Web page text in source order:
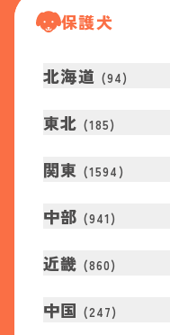
保護犬
北海道 (94)
東北 (185)
関東 (1594 )
中部 (941 )
近畿 (860)
中国 (247)